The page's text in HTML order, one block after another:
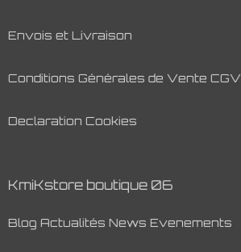
Envois et Livraison
Conditions Générales de Vente CGV
Declaration Cookies
KmiKstore boutique 06
Blog Actualités News Evenements